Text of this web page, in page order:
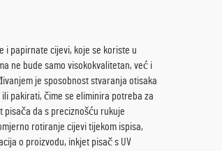
i papirnate cijevi, koje se koriste u
ne bude samo visokokvalitetan, već i
je sposobnost stvaranja otisaka
pakirati, čime se eliminira potreba za
pisača da s preciznošću rukuje
rotiranje cijevi tijekom ispisa,
o proizvodu, inkjet pisač s UV